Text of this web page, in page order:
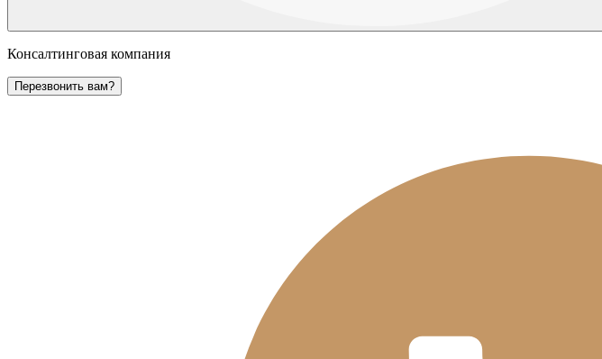
Консалтинговая компания
Перезвонить вам?